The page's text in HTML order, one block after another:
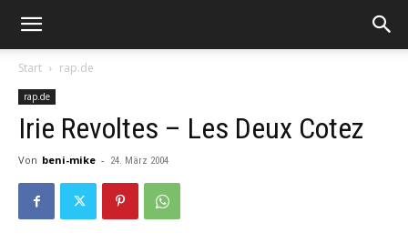
Start rap.de
rap.de
Irie Revoltes – Les Deux Cotez
Von beni-mike - 24. März 2004